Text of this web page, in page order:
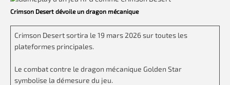
Crimson Desert dévoile un dragon mécanique
Crimson Desert sortira le 19 mars 2026 sur toutes les
plateformes principales.
Le combat contre le dragon mécanique Golden Star
symbolise la démesure du jeu.